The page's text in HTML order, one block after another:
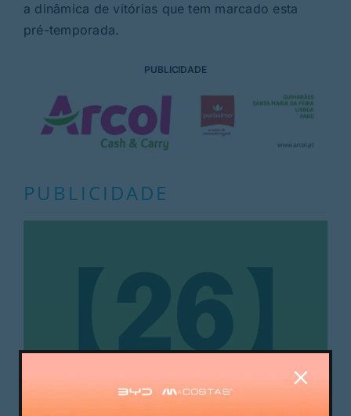
a dinâmica de vitórias que tem marcado esta
pré-temporada.
PUBLICIDADE
PUBLICIDADE